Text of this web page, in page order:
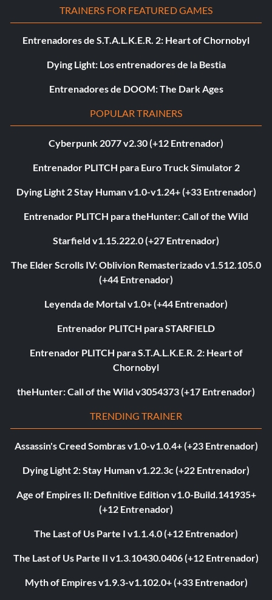
TRAINERS FOR FEATURED GAMES
Entrenadores de S.T.A.L.K.E.R. 2: Heart of Chornobyl
Dying Light: Los entrenadores de la Bestia
Entrenadores de DOOM: The Dark Ages
POPULAR TRAINERS
Cyberpunk 2077 v2.30 (+12 Entrenador)
Entrenador PLITCH para Euro Truck Simulator 2
Dying Light 2 Stay Human v1.0-v1.24+ (+33 Entrenador)
Entrenador PLITCH para theHunter: Call of the Wild
Starfield v1.15.222.0 (+27 Entrenador)
The Elder Scrolls IV: Oblivion Remasterizado v1.512.105.0
(+44 Entrenador)
Leyenda de Mortal v1.0+ (+44 Entrenador)
Entrenador PLITCH para STARFIELD
Entrenador PLITCH para S.T.A.L.K.E.R. 2: Heart of
Chornobyl
theHunter: Call of the Wild v3054373 (+17 Entrenador)
TRENDING TRAINER
Assassin's Creed Sombras v1.0-v1.0.4+ (+23 Entrenador)
Dying Light 2: Stay Human v1.22.3c (+22 Entrenador)
Age of Empires II: Definitive Edition v1.0-Build.141935+
(+12 Entrenador)
The Last of Us Parte I v1.1.4.0 (+12 Entrenador)
The Last of Us Parte II v1.3.10430.0406 (+12 Entrenador)
Myth of Empires v1.9.3-v1.102.0+ (+33 Entrenador)